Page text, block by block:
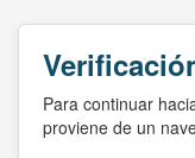
Para continuar
proviene de un